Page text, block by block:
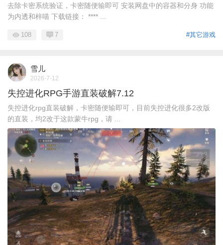
去除卡密系统验证，卡密随便输即可 安装网盘中的容器和分身 功能
为内透和梓喵 下载链接： **** ...
#其它游戏
108 7
雪儿
2026-7-12
失控进化RPG手游直装破解7.12
失控进化rpg直装破解，卡密随便输即可，目前失控进化很多2改版
的直装，均2改于这款蒙牛rpg，请 ...